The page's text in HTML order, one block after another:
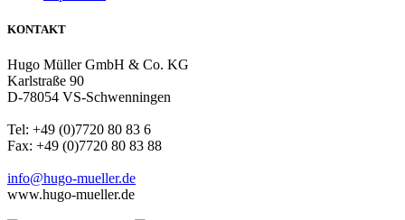
KONTAKT
Hugo Müller GmbH & Co. KG
Karlstraße 90
D-78054 VS-Schwenningen
Tel: +49 (0)7720 80 83 6
Fax: +49 (0)7720 80 83 88
info@hugo-mueller.de
www.hugo-mueller.de